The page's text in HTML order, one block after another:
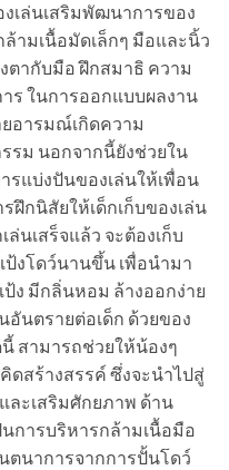
เล่นเสริมพัฒนาการของ
ามเนื้อมัดเล็กๆ มือและนิ้ว
ากับมือ ฝึกสมาธิ ความ
ร ในการออกแบบผลงาน
อารมณ์เกิดความ
รม นอกจากนี้ยังช่วยใน
รแบ่งปันของเล่นให้เพื่อน
กนิสัยให้เด็กเก็บของเล่น
นเสร็จแล้ว จะต้องเก็บ
งโดว์นานขึ้น เพื่อนำมา
ง มีกลิ่นหอม ล้างออกง่าย
นตรายต่อเด็ก ด้วยของ
สามารถช่วยให้น้องๆ
ดสร้างสรรค์ ซึ่งจะนำไปสู่
ละเสริมศักยภาพ ด้าน
นการบริหารกล้ามเนื้อมือ
ตนาการจากการปั้นโดว์